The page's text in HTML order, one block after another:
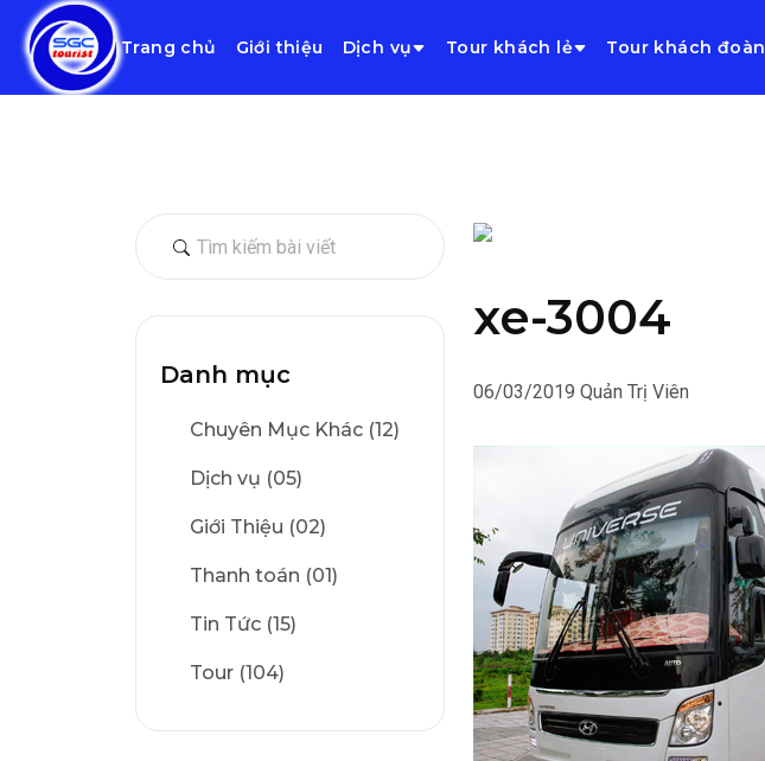
Trang chủ Giới thiệu Dịch vụ Tour khách lẻ Tour khách đoàn
Danh mục
Chuyên Mục Khác (12)
Dịch vụ (05)
Giới Thiệu (02)
Thanh toán (01)
Tin Tức (15)
Tour (104)
xe-3004
06/03/2019 Quản Trị Viên